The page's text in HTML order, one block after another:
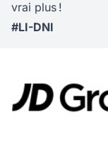
vrai plus !
#LI-DNI